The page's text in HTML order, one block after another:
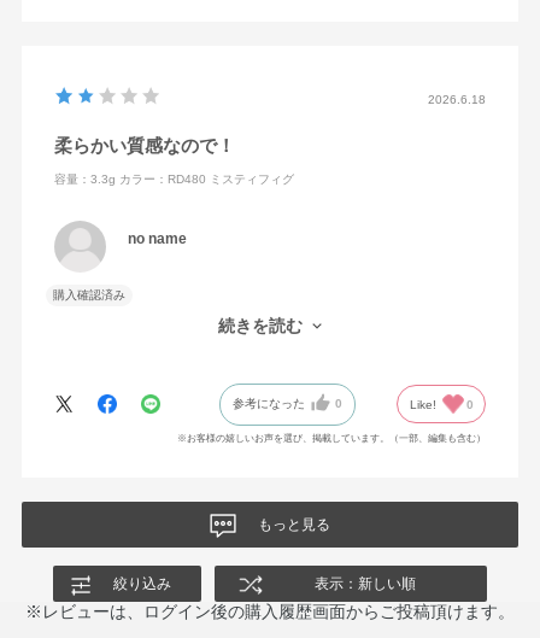
2026.6.18
柔らかい質感なので！
容量：3.3g カラー：RD480 ミスティフィグ
no name
購入確認済み
思っていたより濃くつくので塗る時の力加減を考えなくてはなら
続きを読む
参考になった 0 Like! 0
※お客様の嬉しいお声を選び、掲載しています。（一部、編集も含む）
もっと見る
絞り込み 表示：新しい順
※レビューは、ログイン後の購入履歴画面からご投稿頂けます。